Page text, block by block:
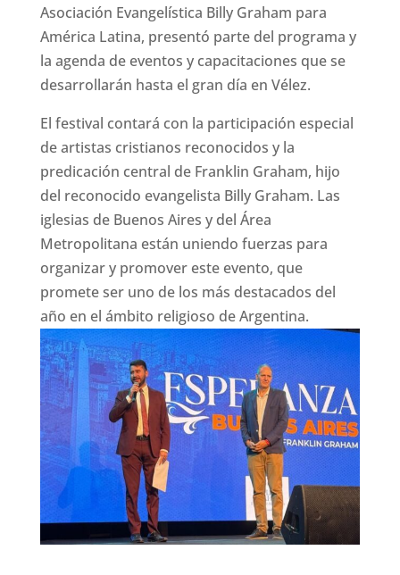
Asociación Evangelística Billy Graham para
América Latina, presentó parte del programa y
la agenda de eventos y capacitaciones que se
desarrollarán hasta el gran día en Vélez.
El festival contará con la participación especial
de artistas cristianos reconocidos y la
predicación central de Franklin Graham, hijo
del reconocido evangelista Billy Graham. Las
iglesias de Buenos Aires y del Área
Metropolitana están uniendo fuerzas para
organizar y promover este evento, que
promete ser uno de los más destacados del
año en el ámbito religioso de Argentina.